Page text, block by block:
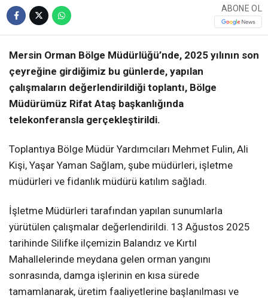
ABONE OL
Mersin Orman Bölge Müdürlüğü’nde, 2025 yılının son
çeyreğine girdiğimiz bu günlerde, yapılan
çalışmaların değerlendirildiği toplantı, Bölge
Müdürümüz Rifat Ataş başkanlığında
telekonferansla gerçekleştirildi.
Toplantıya Bölge Müdür Yardımcıları Mehmet Fulin, Ali
Kişi, Yaşar Yaman Sağlam, şube müdürleri, işletme
müdürleri ve fidanlık müdürü katılım sağladı.
İşletme Müdürleri tarafından yapılan sunumlarla
yürütülen çalışmalar değerlendirildi. 13 Ağustos 2025
tarihinde Silifke ilçemizin Balandız ve Kırtıl
Mahallelerinde meydana gelen orman yangını
sonrasında, damga işlerinin en kısa sürede
tamamlanarak, üretim faaliyetlerine başlanılması ve